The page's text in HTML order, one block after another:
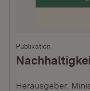
Publikation
Herausgeber: